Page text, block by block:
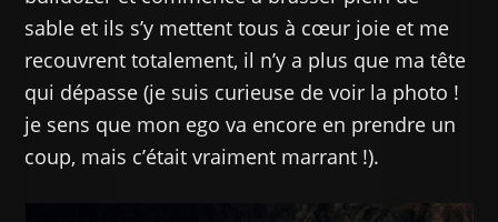
sable et ils s’y mettent tous à cœur joie et me
recouvrent totalement, il n’y a plus que ma tête
qui dépasse (je suis curieuse de voir la photo !
je sens que mon ego va encore en prendre un
coup, mais c’était vraiment marrant !).